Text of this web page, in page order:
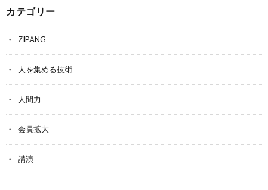
カテゴリー
ZIPANG
人を集める技術
人間力
会員拡大
講演